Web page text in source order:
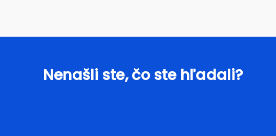
Nenašli ste, čo ste hľadali?